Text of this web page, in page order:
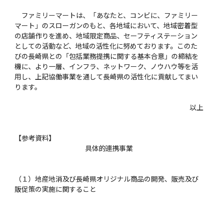
ファミリーマートは、「あなたと、コンビに、ファミリー
マート」のスローガンのもと、各地域において、地域密着型
の店舗作りを進め、地域限定商品、セーフティステーション
としての活動など、地域の活性化に努めております。このた
びの長崎県との「包括業務提携に関する基本合意」の締結を
機に、より一層、インフラ、ネットワーク、ノウハウ等を活
用し、上記協働事業を通して長崎県の活性化に貢献してまい
ります。
以上
【参考資料】
具体的連携事業
（１）地産地消及び長崎県オリジナル商品の開発、販売及び
販促策の実施に関すること